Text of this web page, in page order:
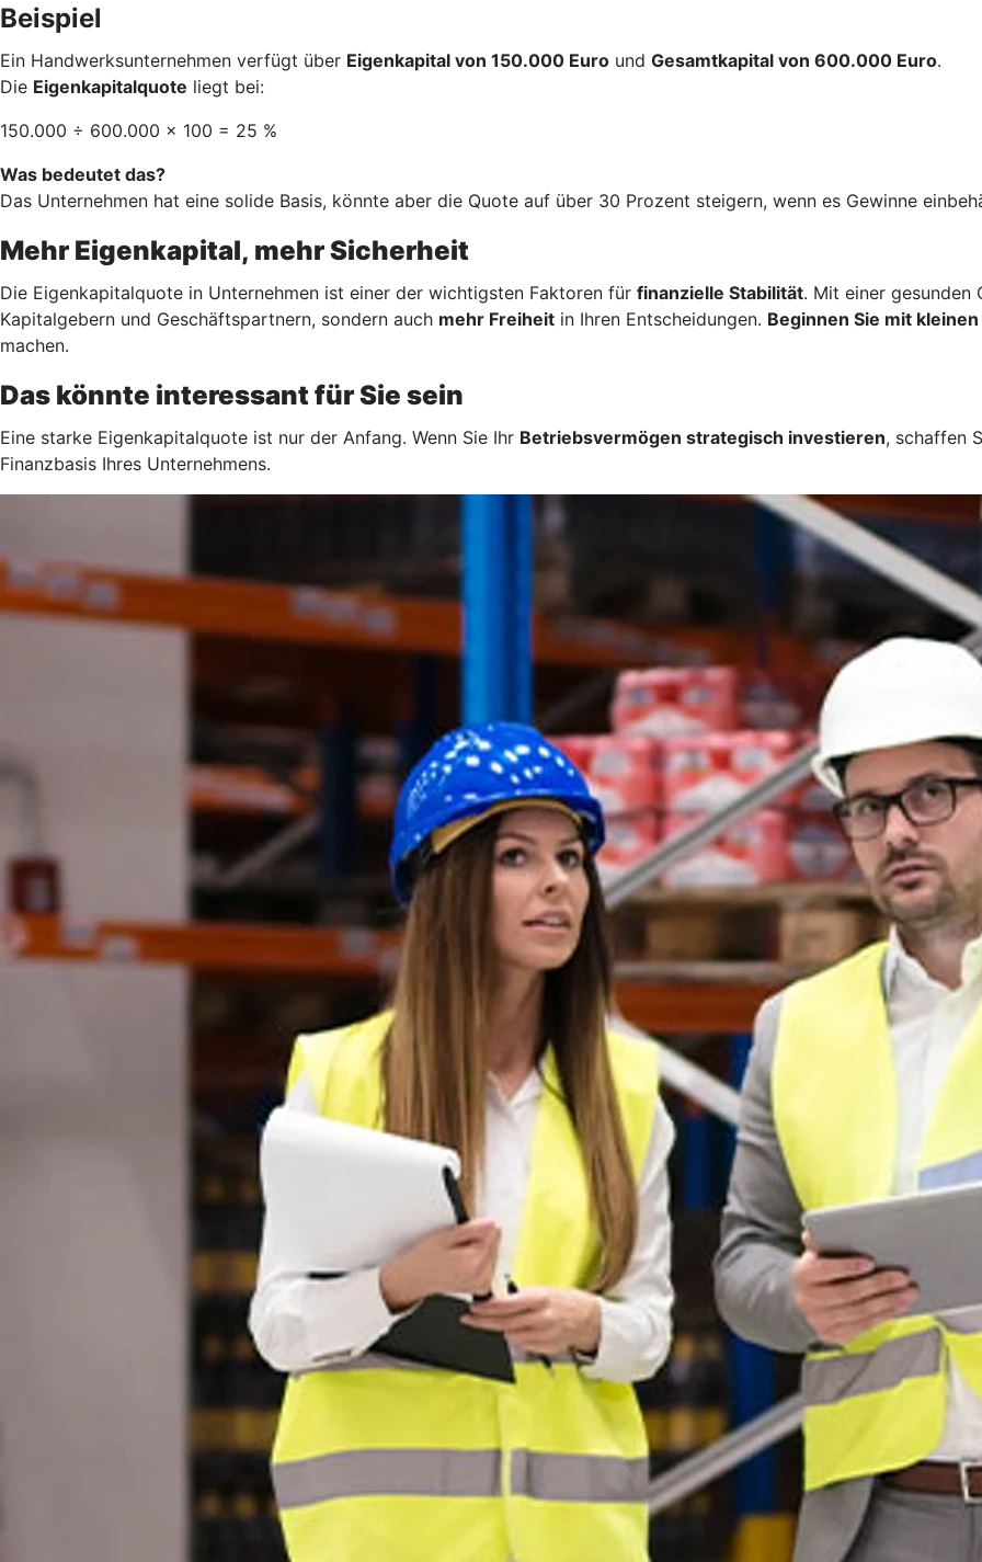
Beispiel
Ein Handwerksunternehmen verfügt über Eigenkapital von 150.000 Euro und Gesamtkapital von 600.000 Euro.
Die Eigenkapitalquote liegt bei:
150.000 ÷ 600.000 × 100 = 25 %
Was bedeutet das?
Das Unternehmen hat eine solide Basis, könnte aber die Quote auf über 30 Prozent steigern, wenn es Gewinne
Mehr Eigenkapital, mehr Sicherheit
Die Eigenkapitalquote in Unternehmen ist einer der wichtigsten Faktoren für finanzielle Stabilität. Mit einer gesunden
Kapitalgebern und Geschäftspartnern, sondern auch mehr Freiheit in Ihren Entscheidungen. Beginnen Sie mit
machen.
Das könnte interessant für Sie sein
Eine starke Eigenkapitalquote ist nur der Anfang. Wenn Sie Ihr Betriebsvermögen strategisch investieren, schaffen
Finanzbasis Ihres Unternehmens.